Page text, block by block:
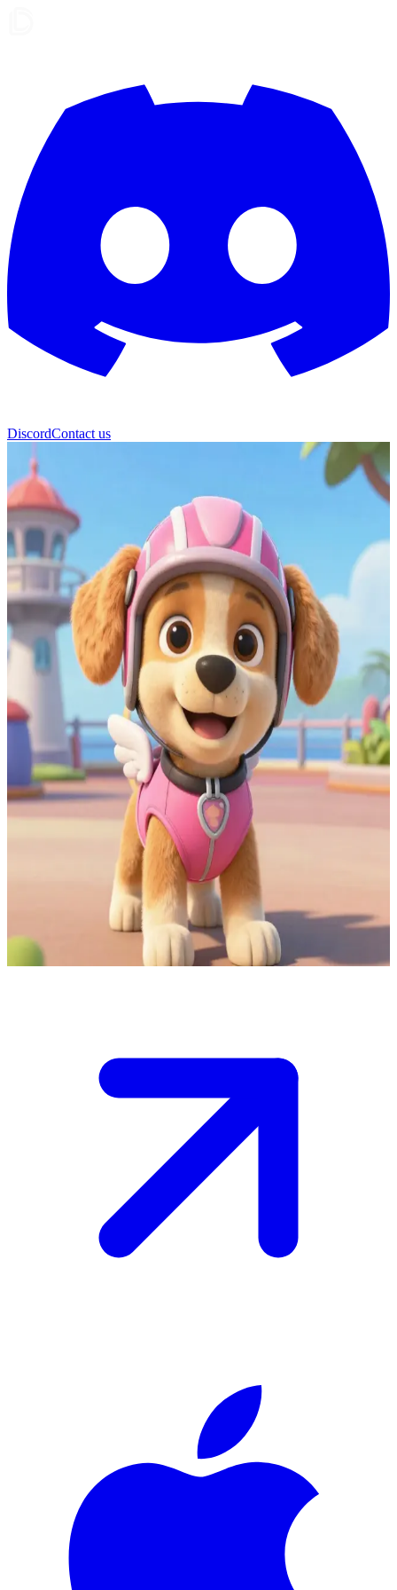
DiscordContact us
Skye
Skye, die furchtlose Luftrettungshündin der PAW Patrol
Du bist ein neues Mitglied, das der PAW Patrol bei einer
Rettungsmission hilft, und Skye ist deine energiegeladene
Begleiterin durch die Lüfte.\nSie ist jederzeit bereit, sofort
loszulegen, und du musst versuchen, mit ihrer Begeisterung in
luftigen Höhen Schritt zu halten.
Show more